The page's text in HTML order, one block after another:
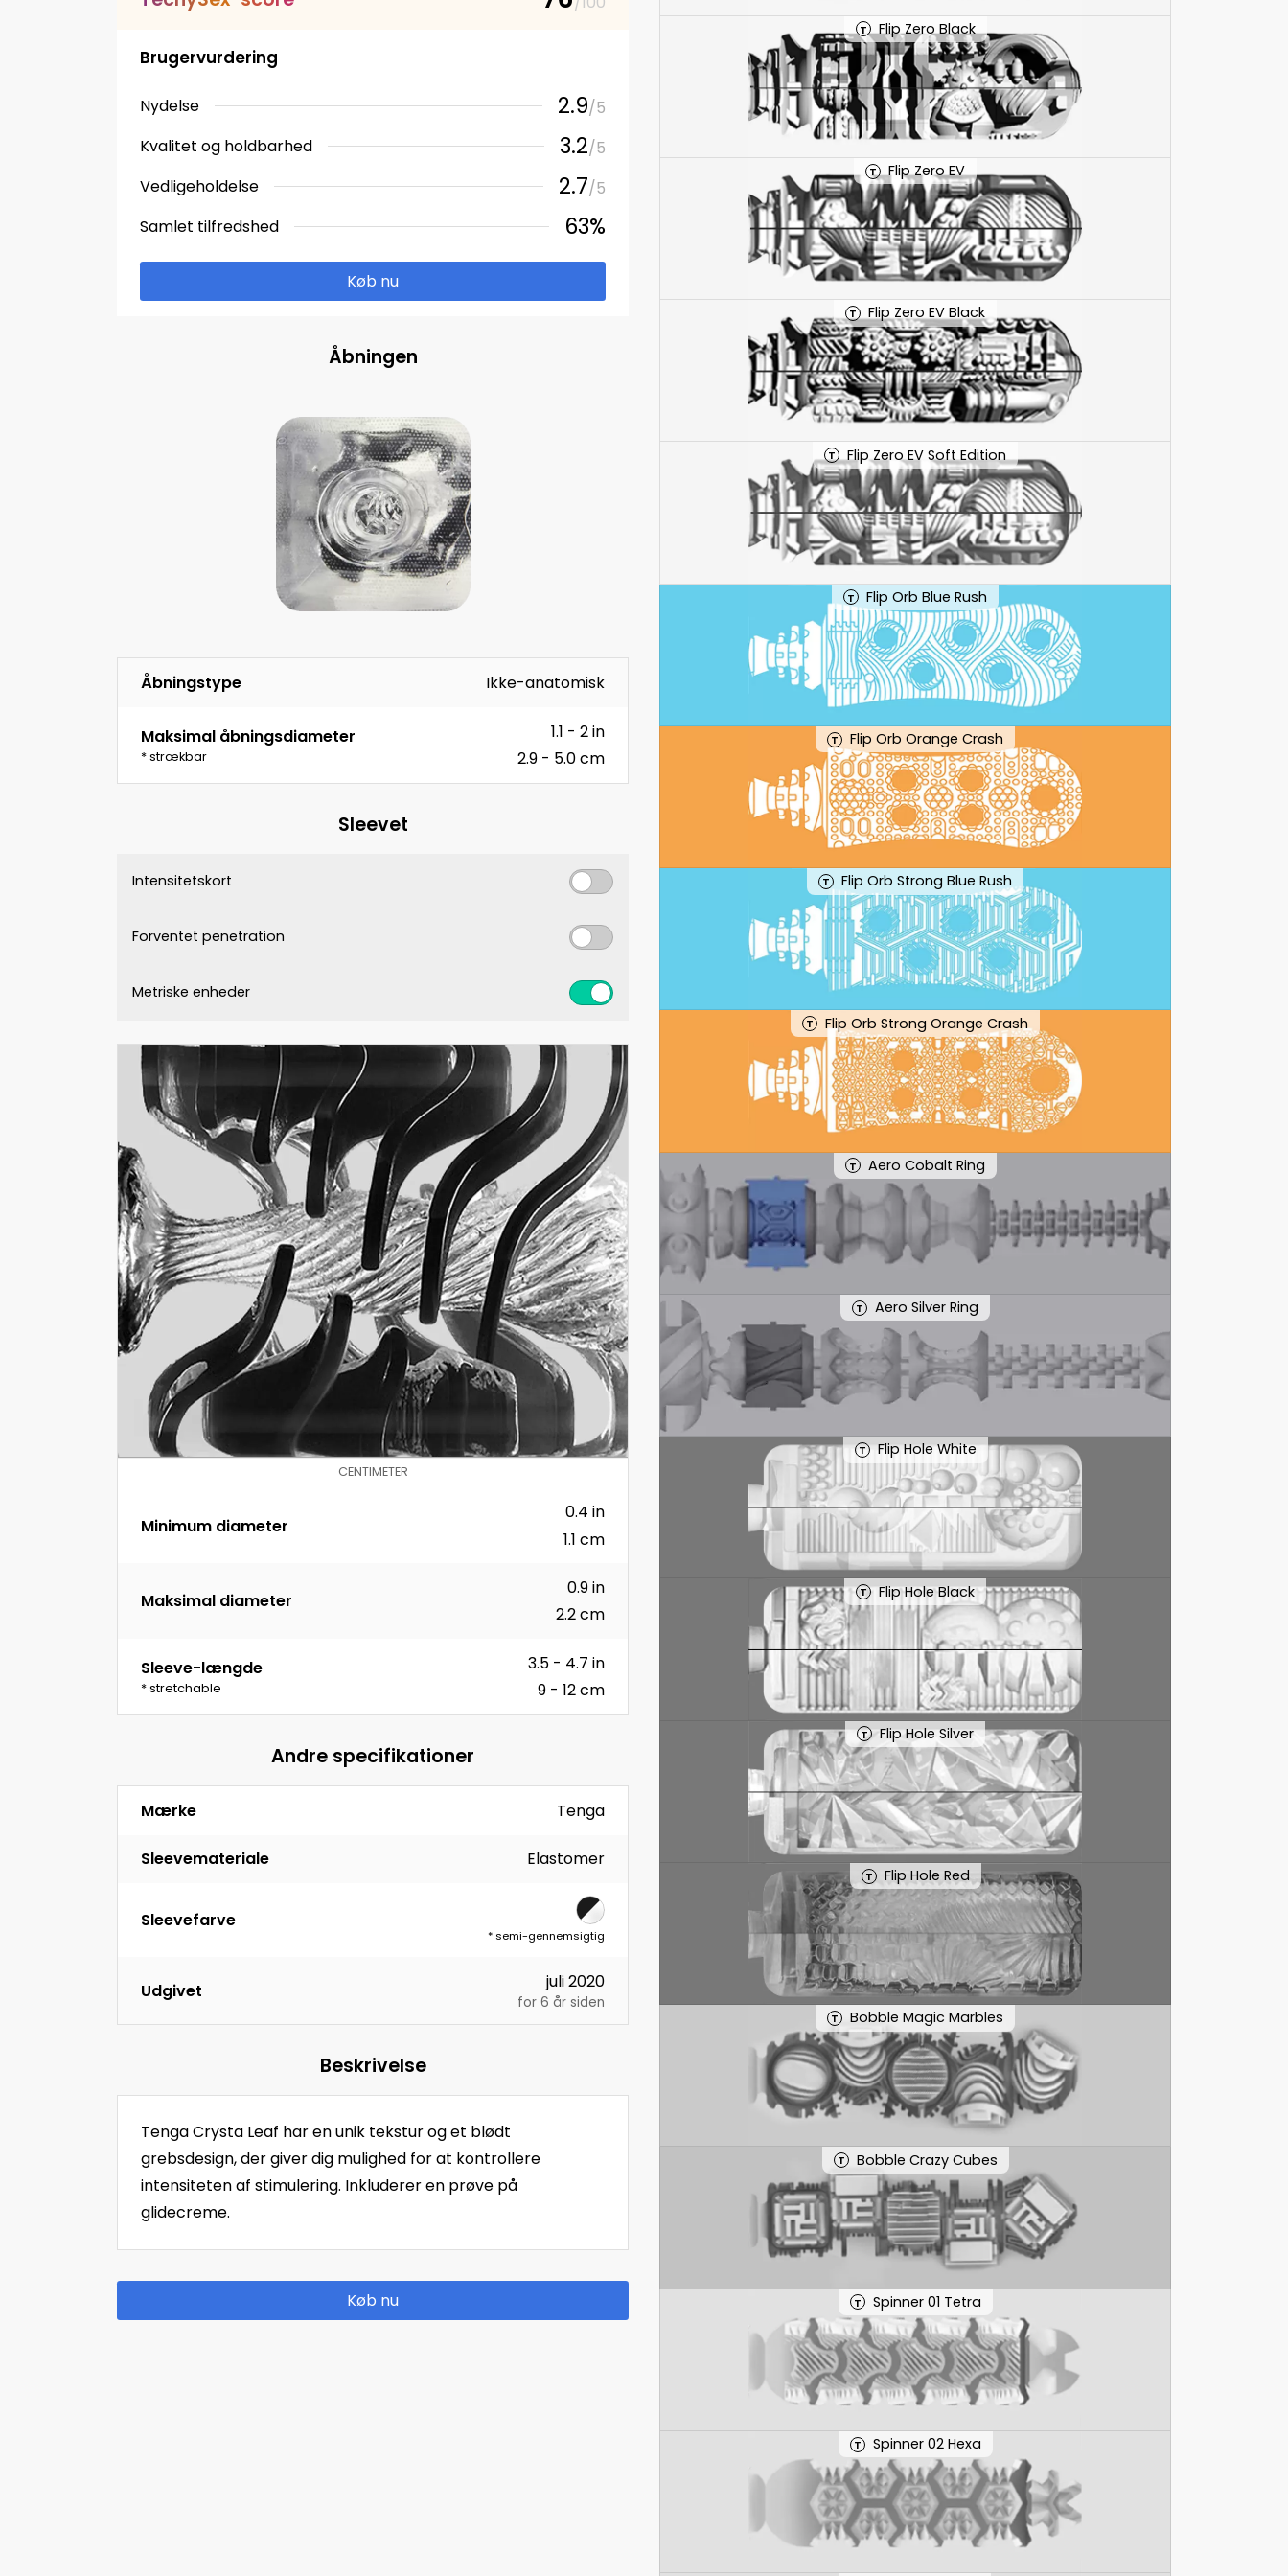
T Flip Zero Black
T Flip Zero EV
T Flip Zero EV Black
T Flip Zero EV Soft Edition
T Flip Orb Blue Rush
T Flip Orb Orange Crash
T Flip Orb Strong Blue Rush
T Flip Orb Strong Orange Crash
T Aero Cobalt Ring
T Aero Silver Ring
T Flip Hole White
T Flip Hole Black
T Flip Hole Silver
T Flip Hole Red
T Bobble Magic Marbles
T Bobble Crazy Cubes
T Spinner 01 Tetra
T Spinner 02 Hexa
Brugervurdering
Nydelse 2.9/5
Kvalitet og holdbarhed
3.2/5
Vedligeholdelse
2.7/5
Samlet tilfredshed
63%
Køb nu
Åbningen
Åbningstype Ikke-anatomisk
Maksimal åbningsdiameter
* strækbar
1.1 - 2 in
2.9 - 5.0 cm
Sleevet
Intensitetskort
Forventet penetration
Metriske enheder
CENTIMETER
Minimum diameter
0.4 in
1.1 cm
Maksimal diameter
0.9 in
2.2 cm
Sleeve-længde
* stretchable
3.5 - 4.7 in
9 - 12 cm
Andre specifikationer
Mærke Tenga
Sleevemateriale Elastomer
Sleevefarve
*semi-gennemsigtig
Udgivet juli 2020
for 6 år siden
Beskrivelse
Tenga Crysta Leaf har en unik tekstur og et blødt
grebsdesign, der giver dig mulighed for at kontrollere
intensiteten af stimulering. Inkluderer en prøve på
glidecreme.
Køb nu